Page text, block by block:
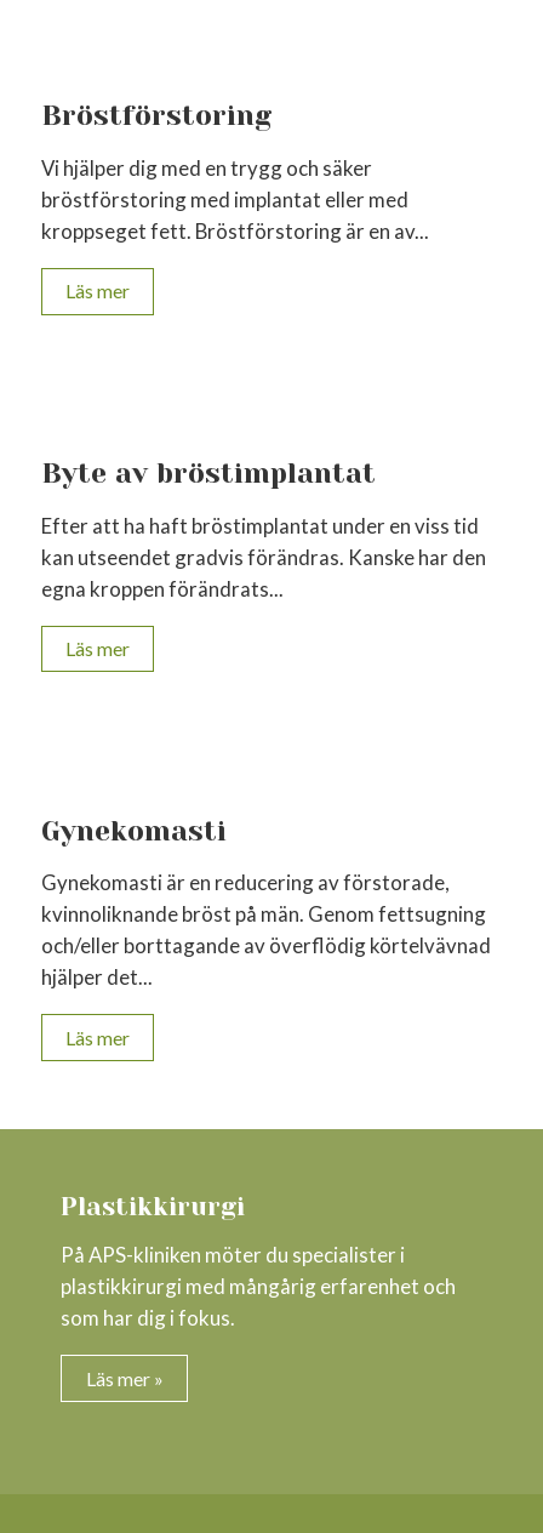
Bröstförstoring
Vi hjälper dig med en trygg och säker
bröstförstoring med implantat eller med
kroppseget fett. Bröstförstoring är en av...
Läs mer
Byte av bröstimplantat
Efter att ha haft bröstimplantat under en viss tid
kan utseendet gradvis förändras. Kanske har den
egna kroppen förändrats...
Läs mer
Gynekomasti
Gynekomasti är en reducering av förstorade,
kvinnoliknande bröst på män. Genom fettsugning
och/eller borttagande av överflödig körtelvävnad
hjälper det...
Läs mer
Plastikkirurgi
På APS-kliniken möter du specialister i
plastikkirurgi med mångårig erfarenhet och
som har dig i fokus.
Läs mer »